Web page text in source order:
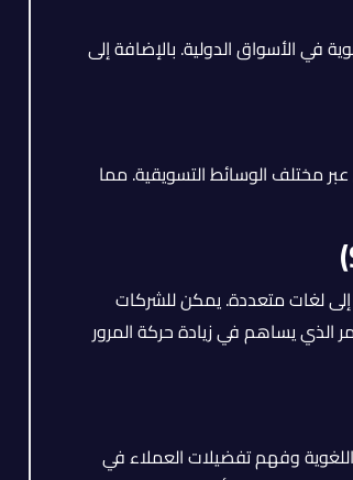
في الأسواق الدولية. بالإضافة إلى
مختلف الوسائط التسويقية. مما
إلى لغات متعددة. يمكن للشركات
الذي يساهم في زيادة حركة المرور
وفهم تفضيلات العملاء في